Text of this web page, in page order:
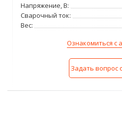
Напряжение, В:
Сварочный ток:
Вес:
Ознакомиться с
Задать вопрос